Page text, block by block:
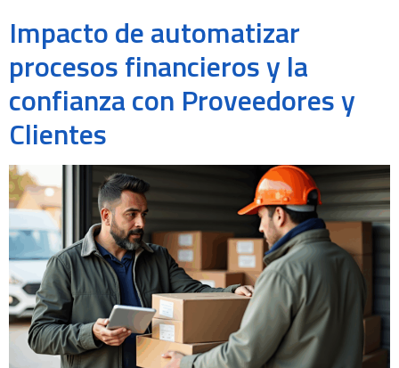
Impacto de automatizar
procesos financieros y la
confianza con Proveedores y
Clientes